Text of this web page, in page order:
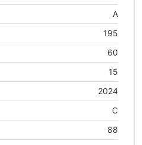
A
195
60
15
2024
C
88